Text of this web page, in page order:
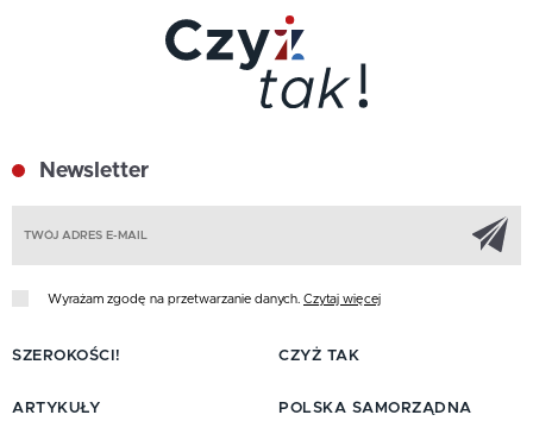
Newsletter
Wyrażam zgodę na przetwarzanie danych. Czytaj więcej
SZEROKOŚCI!
ARTYKUŁY
CZYŻ TAK
POLSKA SAMORZĄDNA